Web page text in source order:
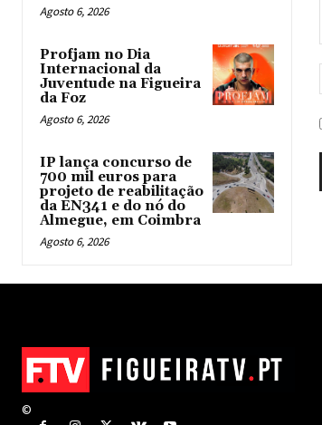
Agosto 6, 2026
Profjam no Dia
Internacional da
Juventude na Figueira
da Foz
Agosto 6, 2026
IP lança concurso de
700 mil euros para
projeto de reabilitação
da EN341 e do nó do
Almegue, em Coimbra
Agosto 6, 2026
©